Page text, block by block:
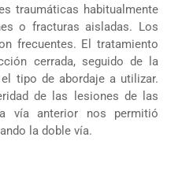
traumáticas habitualmente
o fracturas aisladas. Los
frecuentes. El tratamiento
cerrada, seguido de la
tipo de abordaje a utilizar.
de las lesiones de las
vía anterior nos permitió
la doble vía.